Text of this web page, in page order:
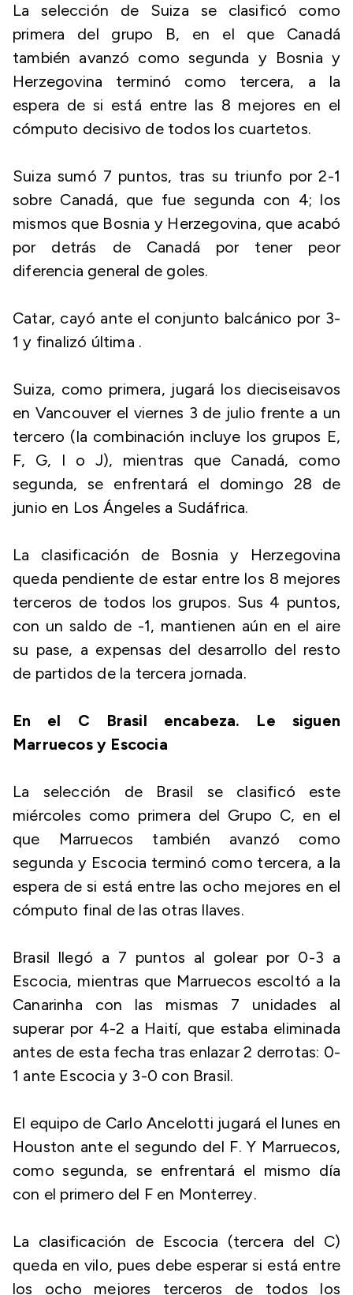
La selección de Suiza se clasificó como
primera del grupo B, en el que Canadá
también avanzó como segunda y Bosnia y
Herzegovina terminó como tercera, a la
espera de si está entre las 8 mejores en el
cómputo decisivo de todos los cuartetos.
Suiza sumó 7 puntos, tras su triunfo por 2-1
sobre Canadá, que fue segunda con 4; los
mismos que Bosnia y Herzegovina, que acabó
por detrás de Canadá por tener peor
diferencia general de goles.
Catar, cayó ante el conjunto balcánico por 3-
1 y finalizó última .
Suiza, como primera, jugará los dieciseisavos
en Vancouver el viernes 3 de julio frente a un
tercero (la combinación incluye los grupos E,
F, G, I o J), mientras que Canadá, como
segunda, se enfrentará el domingo 28 de
junio en Los Ángeles a Sudáfrica.
La clasificación de Bosnia y Herzegovina
queda pendiente de estar entre los 8 mejores
terceros de todos los grupos. Sus 4 puntos,
con un saldo de -1, mantienen aún en el aire
su pase, a expensas del desarrollo del resto
de partidos de la tercera jornada.
En el C Brasil encabeza. Le siguen
Marruecos y Escocia
La selección de Brasil se clasificó este
miércoles como primera del Grupo C, en el
que Marruecos también avanzó como
segunda y Escocia terminó como tercera, a la
espera de si está entre las ocho mejores en el
cómputo final de las otras llaves.
Brasil llegó a 7 puntos al golear por 0-3 a
Escocia, mientras que Marruecos escoltó a la
Canarinha con las mismas 7 unidades al
superar por 4-2 a Haití, que estaba eliminada
antes de esta fecha tras enlazar 2 derrotas: 0-
1 ante Escocia y 3-0 con Brasil.
El equipo de Carlo Ancelotti jugará el lunes en
Houston ante el segundo del F. Y Marruecos,
como segunda, se enfrentará el mismo día
con el primero del F en Monterrey.
La clasificación de Escocia (tercera del C)
queda en vilo, pues debe esperar si está entre
los ocho mejores terceros de todos los